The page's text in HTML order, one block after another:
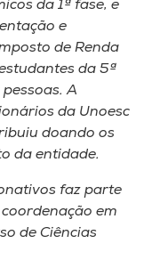
da 1ª fase, e
e
de Renda
da 5ª
A
da Unoesc
doando os
da entidade.
faz parte
em
de Ciências